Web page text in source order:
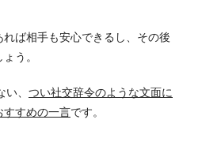
ば相手も安心できるし、その後
う。
、 つい社交辞令のような文面に
すすめの一言です。